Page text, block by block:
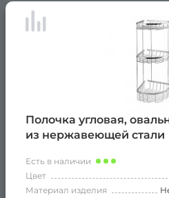
Полочка угловая,
из нержавеющей стали
Есть в наличии
Цвет
Материал изделия